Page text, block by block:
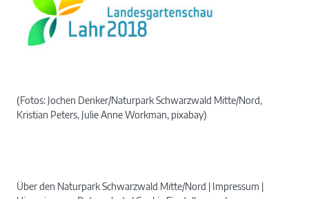
(Fotos: Jochen Denker/Naturpark Schwarzwald Mitte/Nord,
Kristian Peters, Julie Anne Workman, pixabay)
Über den Naturpark Schwarzwald Mitte/Nord
Impressum